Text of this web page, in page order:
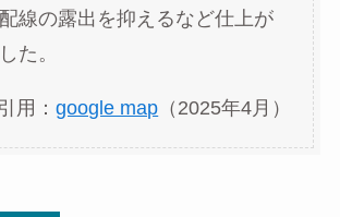
線の露出を抑えるなど仕上が
た。
用：google map （2025年4月）